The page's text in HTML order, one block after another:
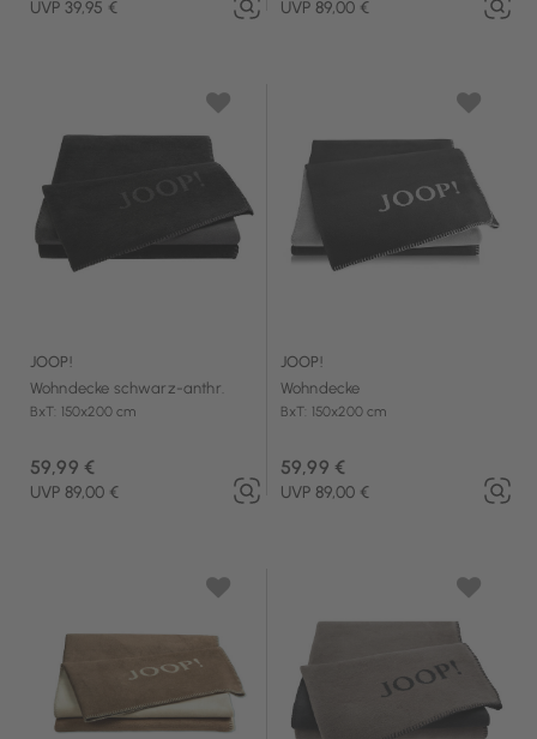
UVP 39,95 € UVP 89,00 €
JOOP!
Wohndecke schwarz-anthr.
BxT: 150x200 cm
59,99 €
UVP 89,00 €
JOOP!
Wohndecke
BxT: 150x200 cm
59,99 €
UVP 89,00 €